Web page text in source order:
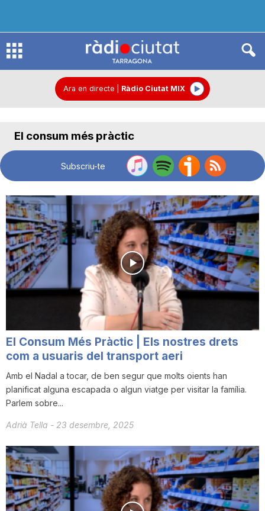
R
o
C
i
t
a
t
d
e
Ara en directe Ràdio Ciutat MIX
El consum més pràctic
Subscriu-te
El Consum Més Pràctic | Els nostres drets
com a usuaris del transport aeri
Amb el Nadal a tocar, de ben segur que molts oients han
planificat alguna escapada o algun viatge per visitar la família.
Parlem sobre...
Adrià Tella - 23 desembre, 2025